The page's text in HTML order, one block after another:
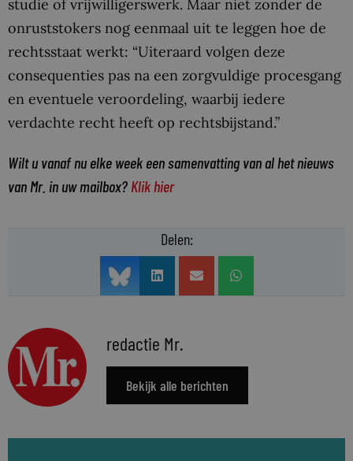
studie of vrijwilligerswerk. Maar niet zonder de
onruststokers nog eenmaal uit te leggen hoe de
rechtsstaat werkt: “Uiteraard volgen deze
consequenties pas na een zorgvuldige procesgang
en eventuele veroordeling, waarbij iedere
verdachte recht heeft op rechtsbijstand.”
Wilt u vanaf nu elke week een samenvatting van al het nieuws
van Mr. in uw mailbox? Klik hier
Delen:
redactie Mr.
Bekijk alle berichten